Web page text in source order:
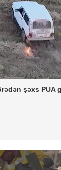
şəxs PUA